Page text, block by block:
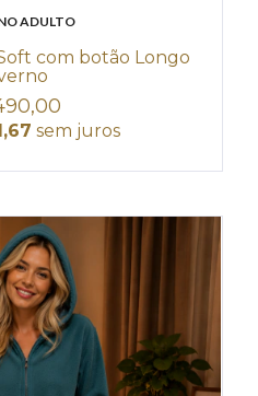
ADULTO
com botão Longo
sem juros